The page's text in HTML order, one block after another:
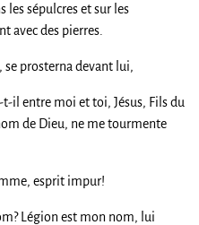
les sépulcres et sur les
avec des pierres.
se prosterna devant lui,
il entre moi et toi, Jésus, Fils du
de Dieu, ne me tourmente
esprit impur!
Légion est mon nom, lui